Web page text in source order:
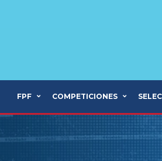
FPF COMPETICIONES